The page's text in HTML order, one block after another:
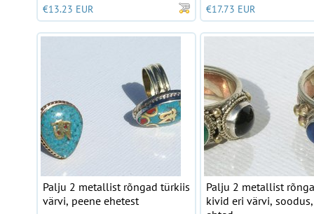
€13.23 EUR €17.73 EUR
Palju 2 metallist rõngad türkiis
värvi, peene ehetest
Palju 2 metallist
kivid eri värvi,